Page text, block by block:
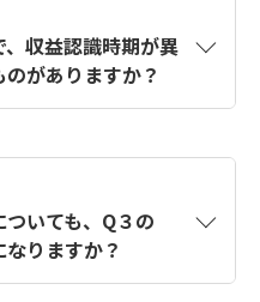
の発行日だけで収益計
なく、契約書、納品
もとに「いつ権利が確
に注意が必要です。
会計処理を行っていま
準であるIFRS との整
収益認識における包括
収益認識時期が異
がありますか？
す。一方、法人税法で
た時点で収益から控
ので、両者で認識時期
ついても、Q３の
なりますか？